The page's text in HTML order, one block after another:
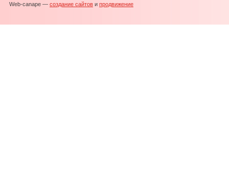
Web-canape — создание сайтов и продвижение